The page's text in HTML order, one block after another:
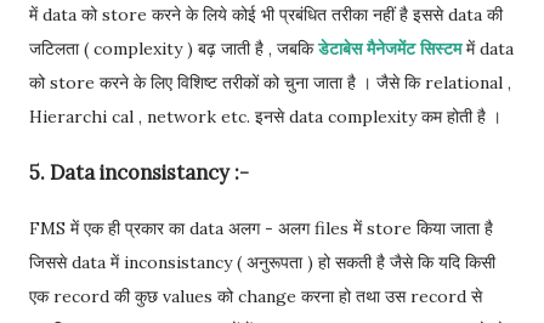
में data को store करने के लिये कोई भी प्रबंधित तरीका नहीं है इससे data की
जटिलता ( complexity ) बढ़ जाती है , जबकिडेटाबेस मैनेजमेंट सिस्टममें data
को store करने के लिए विशिष्ट तरीकों को चुना जाता है । जैसे कि relational ,
Hierarchi cal , network etc. इनसे data complexity कम होती है ।
5. Data inconsistancy :-
FMS में एक ही प्रकार का data अलग - अलग files में store किया जाता है
जिससे data में inconsistancy ( अनुरूपता ) हो सकती है जैसे कि यदि किसी
एक record की कुछ values को change करना हो तथा उस record से